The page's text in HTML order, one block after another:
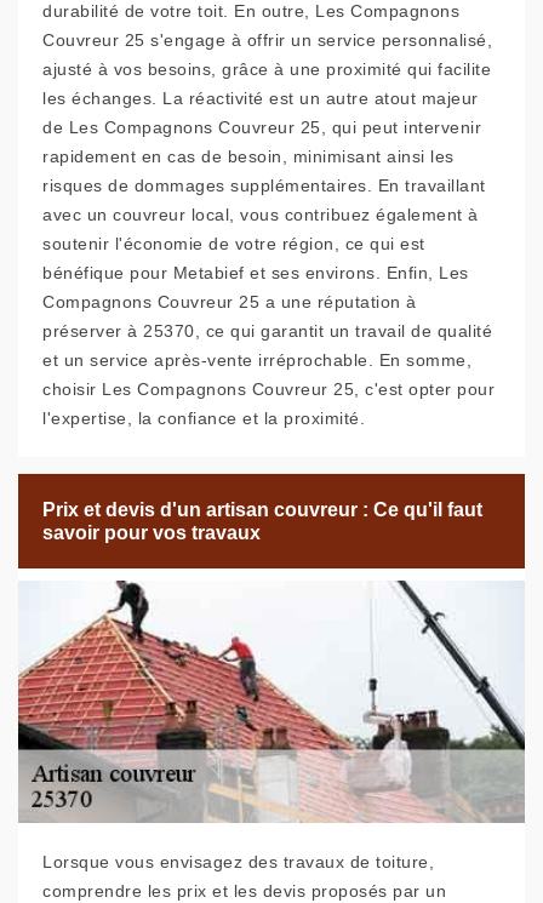
durabilité de votre toit. En outre, Les Compagnons
Couvreur 25 s'engage à offrir un service personnalisé,
ajusté à vos besoins, grâce à une proximité qui facilite
les échanges. La réactivité est un autre atout majeur
de Les Compagnons Couvreur 25, qui peut intervenir
rapidement en cas de besoin, minimisant ainsi les
risques de dommages supplémentaires. En travaillant
avec un couvreur local, vous contribuez également à
soutenir l'économie de votre région, ce qui est
bénéfique pour Metabief et ses environs. Enfin, Les
Compagnons Couvreur 25 a une réputation à
préserver à 25370, ce qui garantit un travail de qualité
et un service après-vente irréprochable. En somme,
choisir Les Compagnons Couvreur 25, c'est opter pour
l'expertise, la confiance et la proximité.
Prix et devis d'un artisan couvreur : Ce qu'il faut
savoir pour vos travaux
Lorsque vous envisagez des travaux de toiture,
comprendre les prix et les devis proposés par un